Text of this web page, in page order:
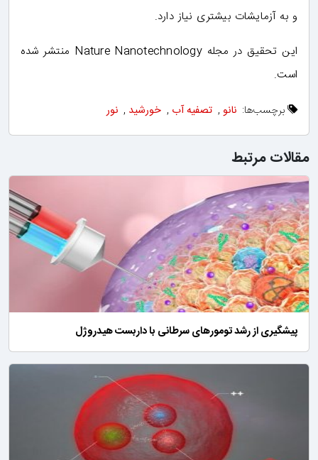
و به آزمایشات بیشتری نیاز دارد.
این تحقیق در مجله Nature Nanotechnology منتشر شده
است.
برچسب‌ها: نانو , تصفیه آب , خورشید , نور
مقالات مرتبط
پیشگیری از رشد تومورهای سرطانی با داربست هیدروژل